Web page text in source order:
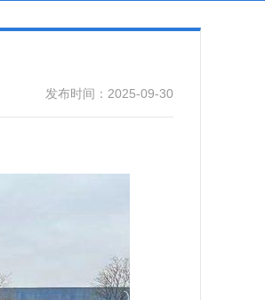
发布时间：2025-09-30